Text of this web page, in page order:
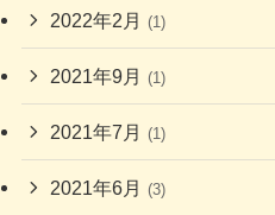
2022年2月 (1)
2021年9月 (1)
2021年7月 (1)
2021年6月 (3)